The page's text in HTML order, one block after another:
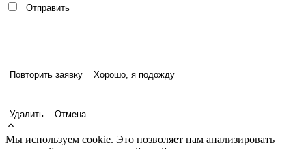
Повторить заявку Хорошо, я подожду
Удалить Отмена
Мы используем cookie. Это позволяет нам анализировать